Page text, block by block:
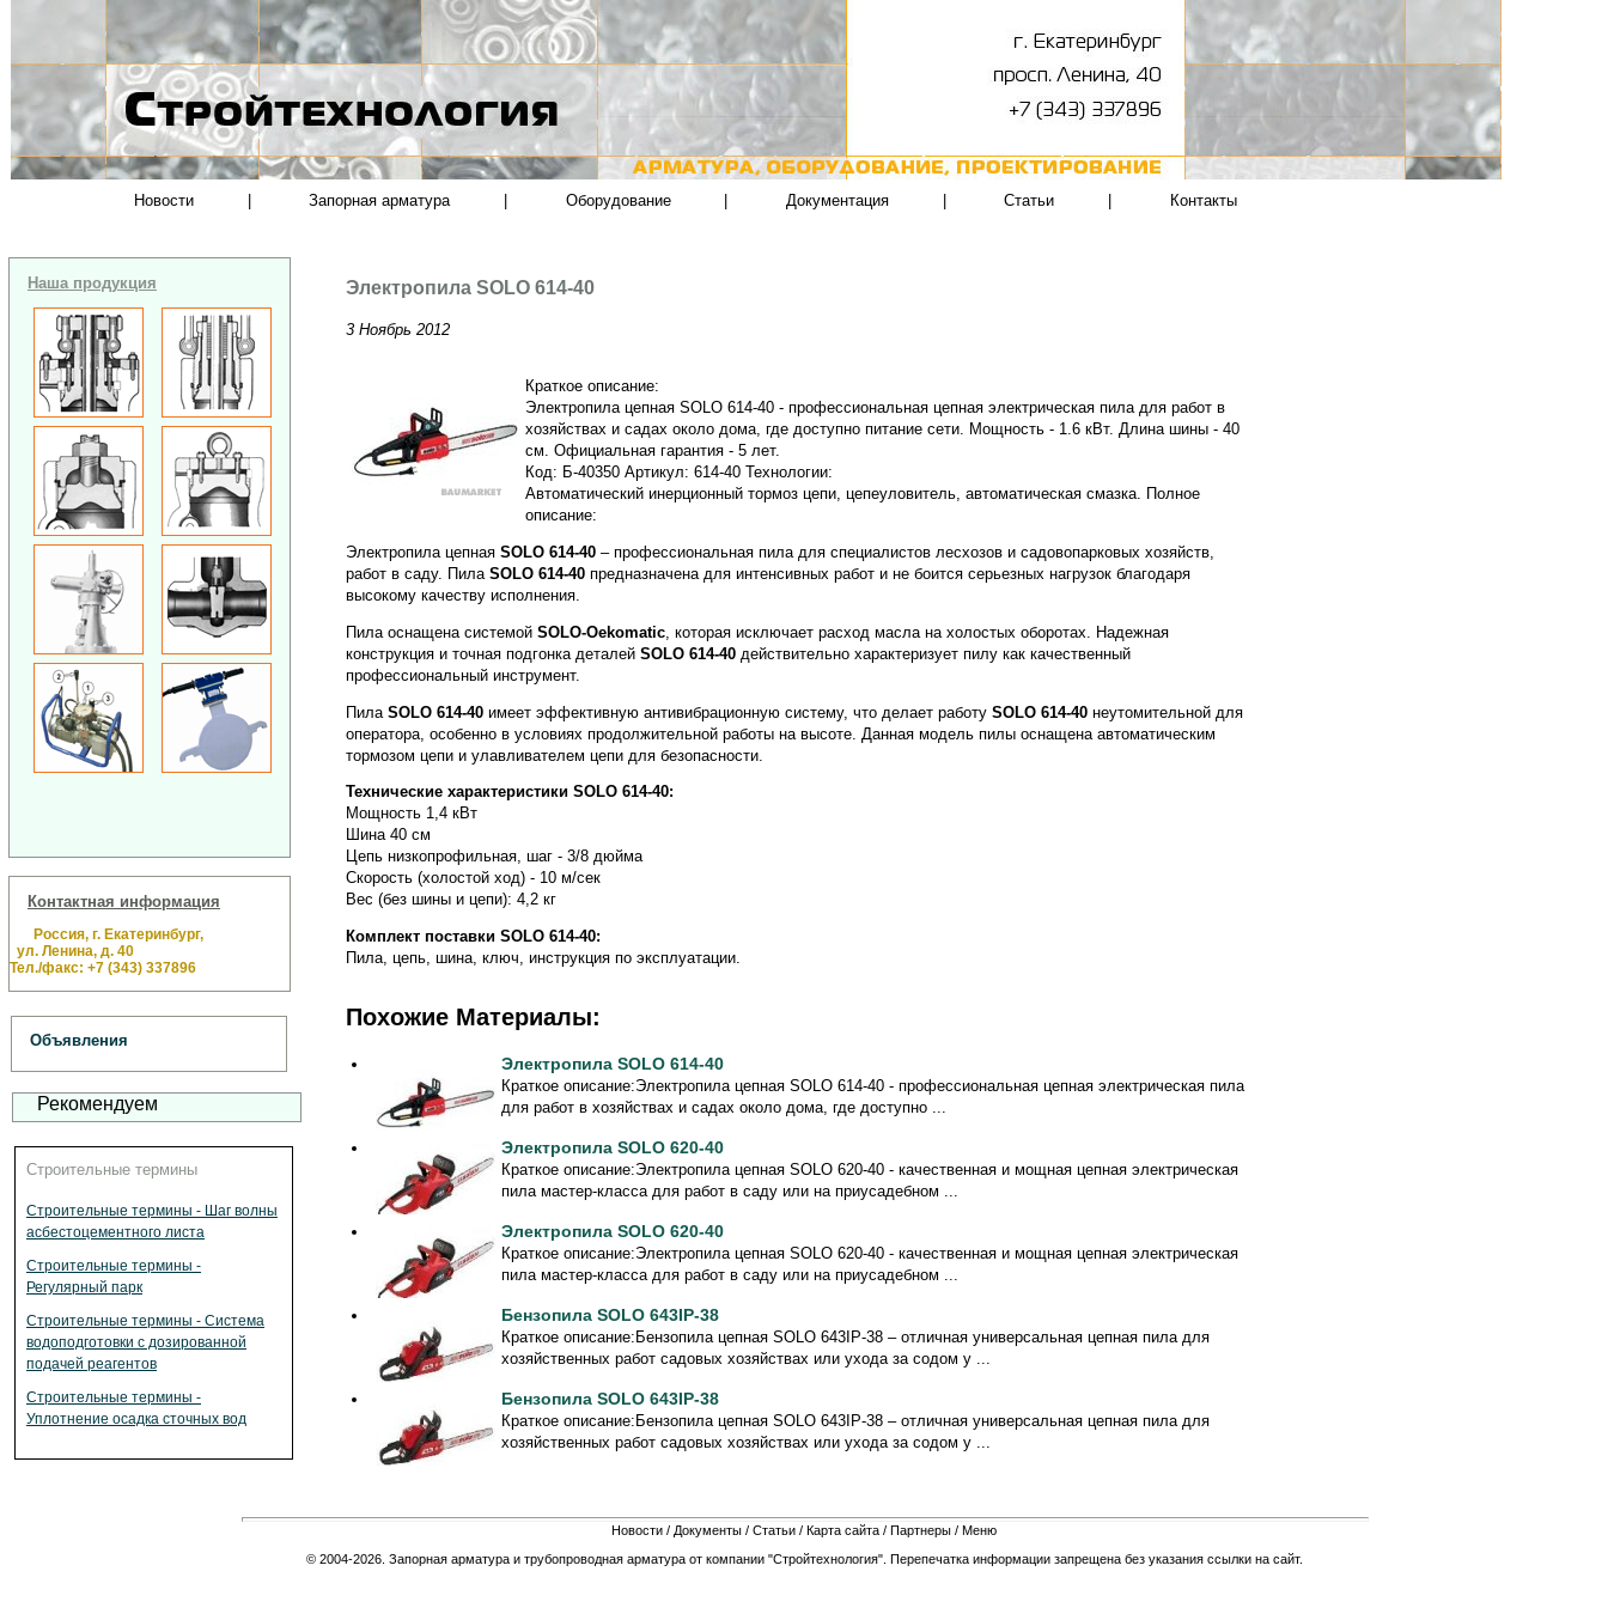
Новости Запорная арматура Оборудование Документация Статьи Контакты
Наша продукция
Контактная информация
Россия, г. Екатеринбург,
ул. Ленина, д. 40
Тел./факс: +7 (343) 337896
Объявления
Рекомендуем
Строительные термины
Строительные термины - Шаг волны
асбестоцементного листа
Строительные термины -
Регулярный парк
Строительные термины - Система
водоподготовки с дозированной
подачей реагентов
Строительные термины -
Уплотнение осадка сточных вод
Электропила SOLO 614-40
3 Ноябрь 2012
Краткое описание:
Электропила цепная SOLO 614-40 - профессиональная цепная электрическая пила для работ в
хозяйствах и садах около дома, где доступно питание сети. Мощность - 1.6 кВт. Длина шины - 40
см. Официальная гарантия - 5 лет.
Код: Б-40350 Артикул: 614-40 Технологии:
Автоматический инерционный тормоз цепи, цепеуловитель, автоматическая смазка. Полное
описание:
Электропила цепнаяSOLO 614-40 – профессиональная пила для специалистов лесхозов и садовопарковых хозяйств,
работ в саду. ПилаSOLO 614-40 предназначена для интенсивных работ и не боится серьезных нагрузок благодаря
высокому качеству исполнения.
Пила оснащена системойSOLO-Oekomatic , которая исключает расход масла на холостых оборотах. Надежная
конструкция и точная подгонка деталейSOLO 614-40 действительно характеризует пилу как качественный
профессиональный инструмент.
ПилаSOLO 614-40 имеет эффективную антивибрационную систему, что делает работуSOLO 614-40 неутомительной для
оператора, особенно в условиях продолжительной работы на высоте. Данная модель пилы оснащена автоматическим
тормозом цепи и улавливателем цепи для безопасности.
Технические характеристики SOLO 614-40:
Мощность 1,4 кВт
Шина 40 см
Цепь низкопрофильная, шаг - 3/8 дюйма
Скорость (холостой ход) - 10 м/сек
Вес (без шины и цепи): 4,2 кг
Комплект поставки SOLO 614-40:
Пила, цепь, шина, ключ, инструкция по эксплуатации.
Похожие Материалы:
Электропила SOLO 614-40
Краткое описание:Электропила цепная SOLO 614-40 - профессиональная цепная электрическая пила
для работ в хозяйствах и садах около дома, где доступно ...
Электропила SOLO 620-40
Краткое описание:Электропила цепная SOLO 620-40 - качественная и мощная цепная электрическая
пила мастер-класса для работ в саду или на приусадебном ...
Электропила SOLO 620-40
Краткое описание:Электропила цепная SOLO 620-40 - качественная и мощная цепная электрическая
пила мастер-класса для работ в саду или на приусадебном ...
Бензопила SOLO 643IP-38
Краткое описание:Бензопила цепная SOLO 643IP-38 – отличная универсальная цепная пила для
хозяйственных работ садовых хозяйствах или ухода за содом у ...
Бензопила SOLO 643IP-38
Краткое описание:Бензопила цепная SOLO 643IP-38 – отличная универсальная цепная пила для
хозяйственных работ садовых хозяйствах или ухода за содом у ...
Новости / Документы / Статьи / Карта сайта / Партнеры / Меню
© 2004-2026. Запорная арматура и трубопроводная арматура от компании "Стройтехнология". Перепечатка информации запрещена без указания ссылки на сайт.